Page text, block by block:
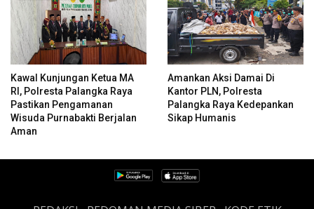
Kawal Kunjungan Ketua MA
RI, Polresta Palangka Raya
Pastikan Pengamanan
Wisuda Purnabakti Berjalan
Aman
Amankan Aksi Damai Di
Kantor PLN, Polresta
Palangka Raya Kedepankan
Sikap Humanis